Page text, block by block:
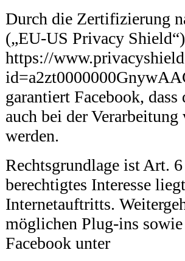
Durch die Zertifizierung
(„EU-US Privacy Shield“)
https://
garantiert Facebook,
auch bei der
werden.
Rechtsgrundlage ist Art.
berechtigtes Interesse
Internetauftritts.
möglichen Plug-ins
Facebook unter